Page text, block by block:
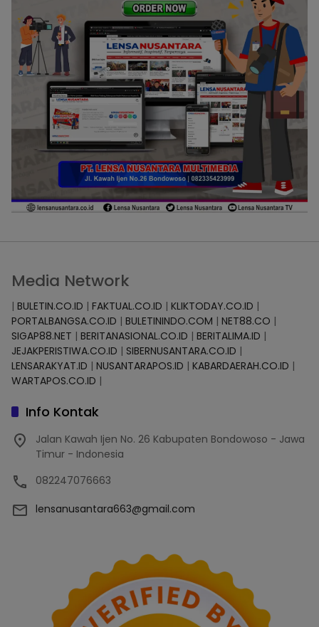
Media Network
| BULETIN.CO.ID | FAKTUAL.CO.ID | KLIKTODAY.CO.ID |
PORTALBANGSA.CO.ID | BULETININDO.COM | NET88.CO |
SIGAP88.NET | BERITANASIONAL.CO.ID | BERITALIMA.ID |
JEJAKPERISTIWA.CO.ID | SIBERNUSANTARA.CO.ID |
LENSARAKYAT.ID | NUSANTARAPOS.ID | KABARDAERAH.CO.ID |
WARTAPOS.CO.ID |
Info Kontak
Jalan Kawah Ijen No. 26 Kabupaten Bondowoso - Jawa
Timur - Indonesia
082247076663
lensanusantara663@gmail.com